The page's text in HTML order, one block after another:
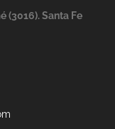
(3016). Santa Fe